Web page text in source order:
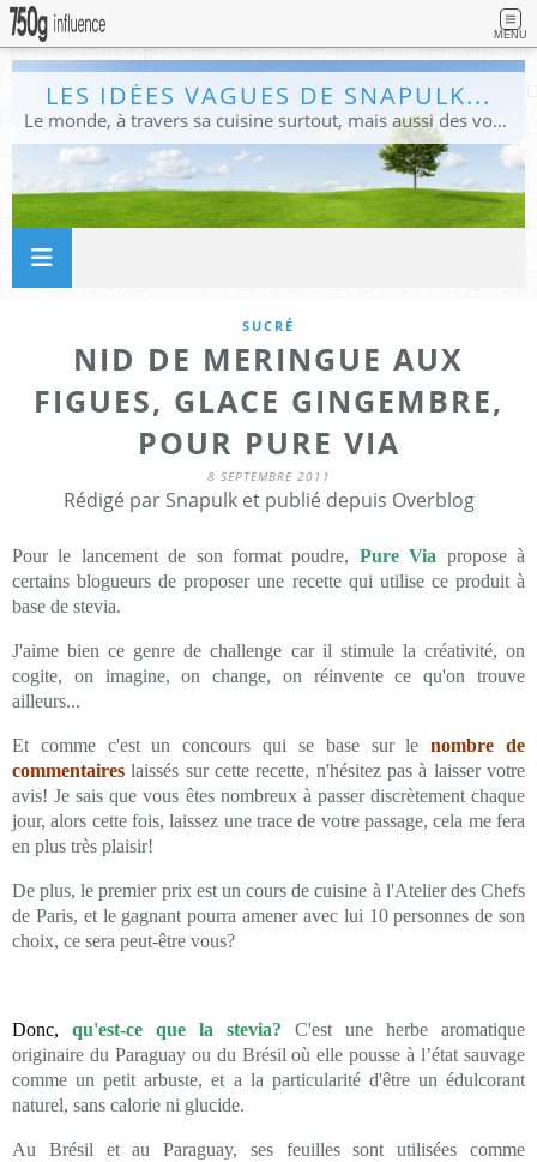
MENU
LES IDÉES VAGUES DE SNAPULK...
Le monde, à travers sa cuisine surtout, mais aussi des voyages, et des idées.
SUCRÉ
NID DE MERINGUE AUX
FIGUES, GLACE GINGEMBRE,
POUR PURE VIA
8 SEPTEMBRE 2011
Rédigé par Snapulk et publié depuis Overblog
Pour le lancement de son format poudre, Pure Via propose à
certains blogueurs de proposer une recette qui utilise ce produit à
base de stevia.
J'aime bien ce genre de challenge car il stimule la créativité, on
cogite, on imagine, on change, on réinvente ce qu'on trouve
ailleurs...
Et comme c'est un concours qui se base sur lenombre de
commentaires laissés sur cette recette, n'hésitez pas à laisser votre
avis! Je sais que vous êtes nombreux à passer discrètement chaque
jour, alors cette fois, laissez une trace de votre passage, cela me fera
en plus très plaisir!
De plus, le premier prix est un cours de cuisine à l'Atelier des Chefs
de Paris, et le gagnant pourra amener avec lui 10 personnes de son
choix, ce sera peut-être vous?
Donc, qu'est-ce que la stevia? C'est une herbe aromatique
originaire du Paraguay ou du Brésil où elle pousse à l’état sauvage
comme un petit arbuste, et a la particularité d'être un édulcorant
naturel, sans calorie ni glucide.
Au Brésil et au Paraguay, ses feuilles sont utilisées comme